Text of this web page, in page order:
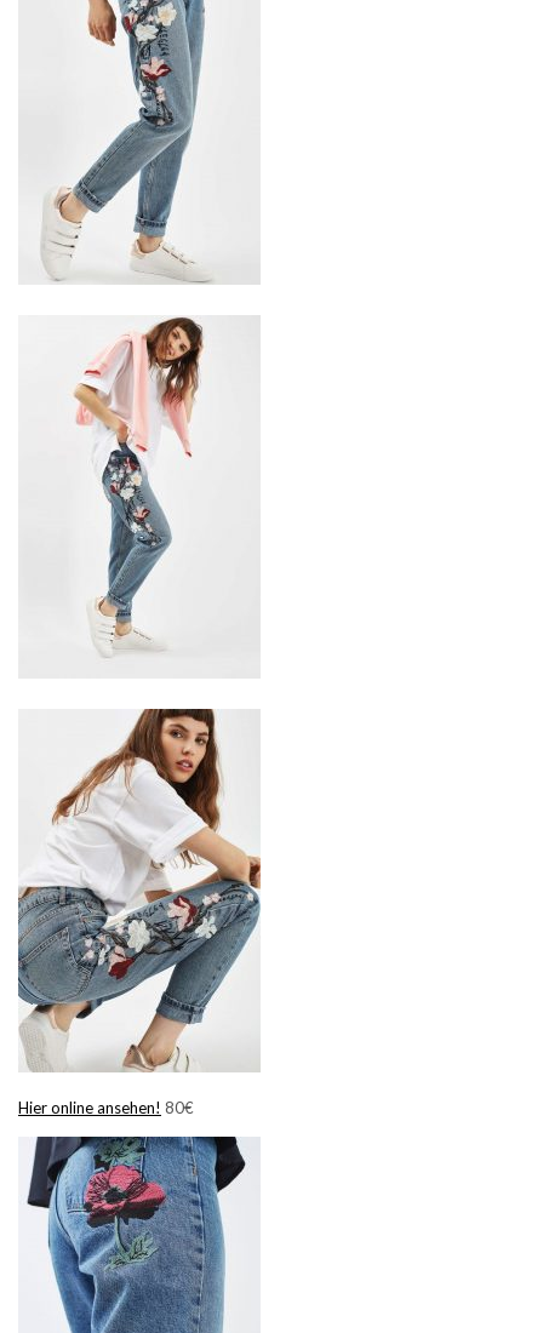
Hier online ansehen! 80€